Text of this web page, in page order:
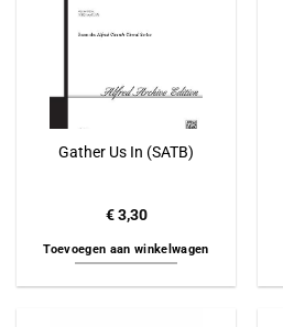
Gather Us In (SATB)
€3,30
Toevoegen aan winkelwagen